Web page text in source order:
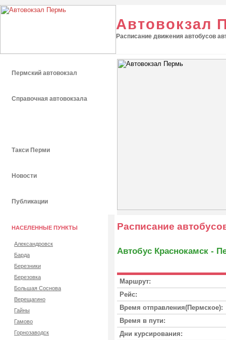
Автовокзал
Расписание движения автобусов
Пермский автовокзал
Справочная автовокзала
Такси Перми
Новости
Публикации
НАСЕЛЕННЫЕ ПУНКТЫ
Александровск
Барда
Березники
Березовка
Большая Соснова
Верещагино
Гайны
Гамово
Горнозаводск
Расписание
Автобус Краснокамск -
Маршрут:
Рейс:
Время отправления(Пермское):
Время в пути:
Дни курсирования: